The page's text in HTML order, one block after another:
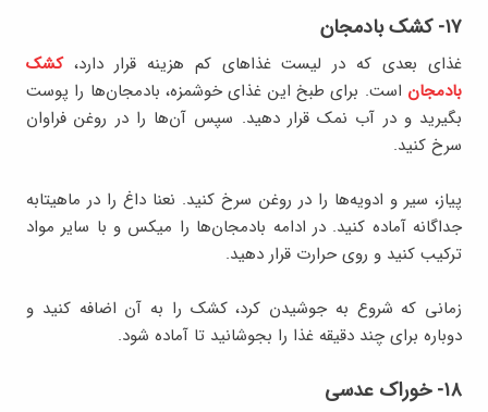
۱۷- کشک بادمجان
غذای بعدی که در لیست غذاهای کم هزینه قرار دارد، کشک
بادمجان است. برای طبخ این غذای خوشمزه، بادمجان‌ها را پوست
بگیرید و در آب نمک قرار دهید. سپس آن‌ها را در روغن فراوان
سرخ کنید.
پیاز، سیر و ادویه‌ها را در روغن سرخ کنید. نعنا داغ را در ماهیتابه
جداگانه آماده کنید. در ادامه بادمجان‌ها را میکس و با سایر مواد
ترکیب کنید و روی حرارت قرار دهید.
زمانی که شروع به جوشیدن کرد، کشک را به آن اضافه کنید و
دوباره برای چند دقیقه غذا را بجوشانید تا آماده شود.
۱۸- خوراک عدسی